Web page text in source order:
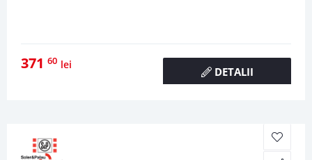
371 60 lei
DETALII